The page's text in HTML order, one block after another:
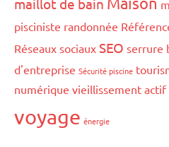
maillot de bain
pisciniste randonnée
Réseaux sociaux SEO serrure
d'entreprise Sécurité piscine
numérique vieillissement actif
voyage énergie